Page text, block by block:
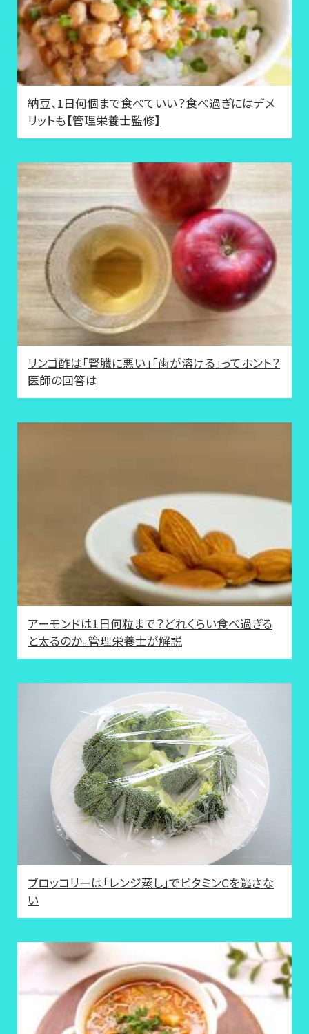
納豆、1日何個まで食べていい？食べ過ぎにはデメ
リットも【管理栄養士監修】
リンゴ酢は「腎臓に悪い」「歯が溶ける」ってホント？
医師の回答は
アーモンドは1日何粒まで？どれくらい食べ過ぎる
と太るのか。管理栄養士が解説
ブロッコリーは「レンジ蒸し」でビタミンCを逃さな
い